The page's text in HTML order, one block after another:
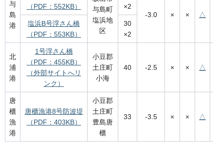
与
島
港
（PDF：552KB）
与島町
塩浜地
区
×2
-3.0
× × △
塩浜B号浮さん橋
（PDF：553KB）
30
×2
北
浦
港
1号浮さん橋
（PDF：455KB）
（外部サイトへリ
ンク）
小豆郡
土庄町
小海
40 -2.5 × × △
唐
櫃
漁
港
唐櫃漁港8号防波堤
（PDF：403KB）
小豆郡
土庄町
豊島唐
櫃
33 -3.5 × × △